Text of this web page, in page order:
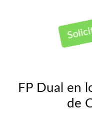
FP Dual en
de